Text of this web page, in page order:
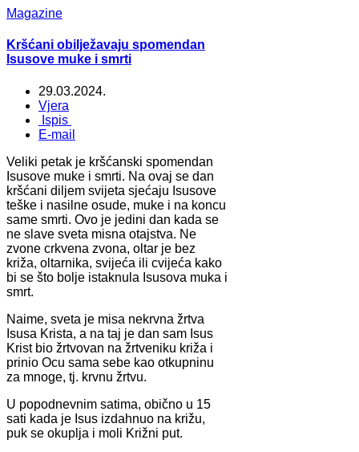
Magazine
Kršćani obilježavaju spomendan
Isusove muke i smrti
29.03.2024.
Vjera
Ispis
E-mail
Veliki petak je kršćanski spomendan
Isusove muke i smrti. Na ovaj se dan
kršćani diljem svijeta sjećaju Isusove
teške i nasilne osude, muke i na koncu
same smrti. Ovo je jedini dan kada se
ne slave sveta misna otajstva. Ne
zvone crkvena zvona, oltar je bez
križa, oltarnika, svijeća ili cvijeća kako
bi se što bolje istaknula Isusova muka i
smrt.
Naime, sveta je misa nekrvna žrtva
Isusa Krista, a na taj je dan sam Isus
Krist bio žrtvovan na žrtveniku križa i
prinio Ocu sama sebe kao otkupninu
za mnoge, tj. krvnu žrtvu.
U popodnevnim satima, obično u 15
sati kada je Isus izdahnuo na križu,
puk se okuplja i moli Križni put.